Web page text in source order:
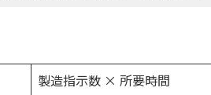
製造指示数 × 所要時間